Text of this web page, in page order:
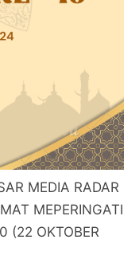
MEDIA RADAR
MEPERINGATI
(22 OKTOBER